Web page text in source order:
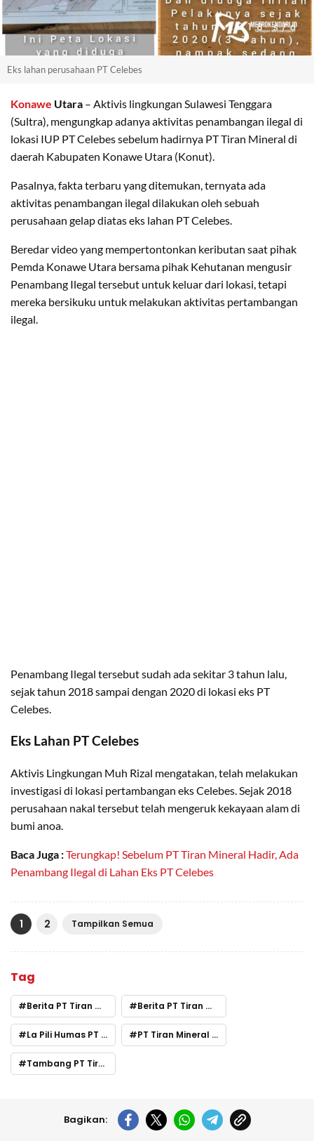
Eks lahan perusahaan PT Celebes
Konawe Utara – Aktivis lingkungan Sulawesi Tenggara
(Sultra), mengungkap adanya aktivitas penambangan ilegal di
lokasi IUP PT Celebes sebelum hadirnya PT Tiran Mineral di
daerah Kabupaten Konawe Utara (Konut).
Pasalnya, fakta terbaru yang ditemukan, ternyata ada
aktivitas penambangan ilegal dilakukan oleh sebuah
perusahaan gelap diatas eks lahan PT Celebes.
Beredar video yang mempertontonkan keributan saat pihak
Pemda Konawe Utara bersama pihak Kehutanan mengusir
Penambang Ilegal tersebut untuk keluar dari lokasi, tetapi
mereka bersikuku untuk melakukan aktivitas pertambangan
ilegal.
Penambang Ilegal tersebut sudah ada sekitar 3 tahun lalu,
sejak tahun 2018 sampai dengan 2020 di lokasi eks PT
Celebes.
Eks Lahan PT Celebes
Aktivis Lingkungan Muh Rizal mengatakan, telah melakukan
investigasi di lokasi pertambangan eks Celebes. Sejak 2018
perusahaan nakal tersebut telah mengeruk kekayaan alam di
bumi anoa.
Baca Juga :Terungkap! Sebelum PT Tiran Mineral Hadir, Ada
Penambang Ilegal di Lahan Eks PT Celebes
1 2 Tampilkan Semua
Tag
Berita PT Tiran Mineral Berita PT Tiran Mineral Hari Ini
La Pili Humas PT Tiran Mineral PT Tiran Mineral Konut
Tambang PT Tiran Mineral
Bagikan: